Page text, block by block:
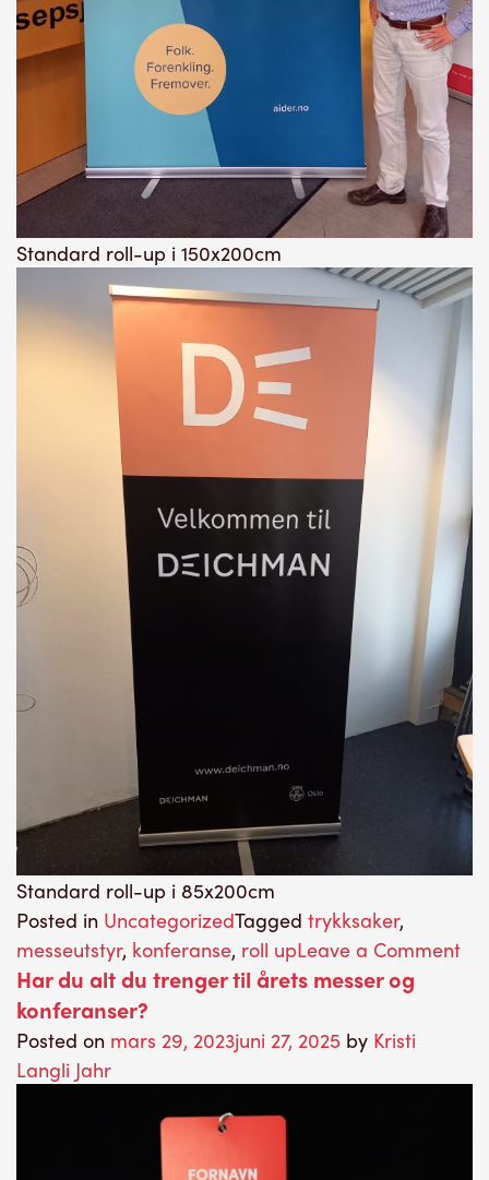
Standard roll-up i 150x200cm
Standard roll-up i 85x200cm
Posted in UncategorizedTagged trykksaker,
messeutstyr, konferanse, roll upLeave a Commenton
Har du alt du trenger til årets messer og
konferanser?
Posted on mars 29, 2023juni 27, 2025 by Kristi
Langli Jahr